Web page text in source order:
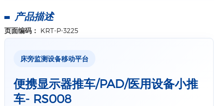
详情+
尺寸：长294~377（11~15寸）
钥匙自锁，防盗
产品描述
页面编码： KRT-P-3225
床旁监测设备移动平台
便携显示器推车/PAD/医用设备小推
车- RS008